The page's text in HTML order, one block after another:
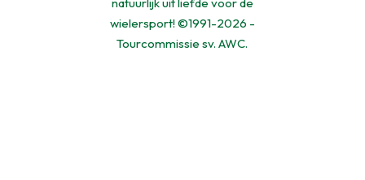
wielersport! ©1991-2026 -
Tourcommissie sv. AWC.